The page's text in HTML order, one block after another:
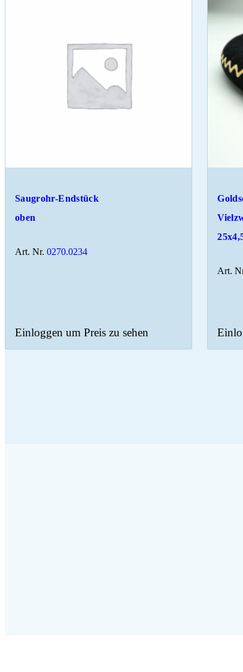
Saugrohr-Endstück
oben
Art. Nr. 0270.0234
Einloggen um Preis zu sehen
Art.